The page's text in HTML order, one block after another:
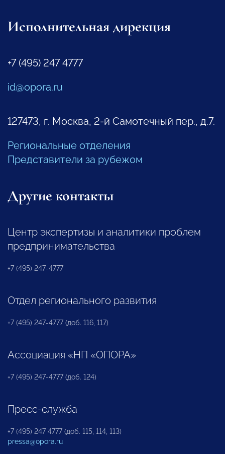
Исполнительная дирекция
+7 (495) 247 4777
id@opora.ru
127473, г. Москва, 2-й Самотечный пер., д.7.
Региональные отделения
Представители за рубежом
Другие контакты
Центр экспертизы и аналитики проблем
предпринимательства
+7 (495) 247-4777
Отдел регионального развития
+7 (495) 247-4777 (доб. 116, 117)
Ассоциация «НП «ОПОРА»
+7 (495) 247-4777 (доб. 124)
Пресс-служба
+7 (495) 247 4777 (доб. 115, 114, 113)
pressa@opora.ru